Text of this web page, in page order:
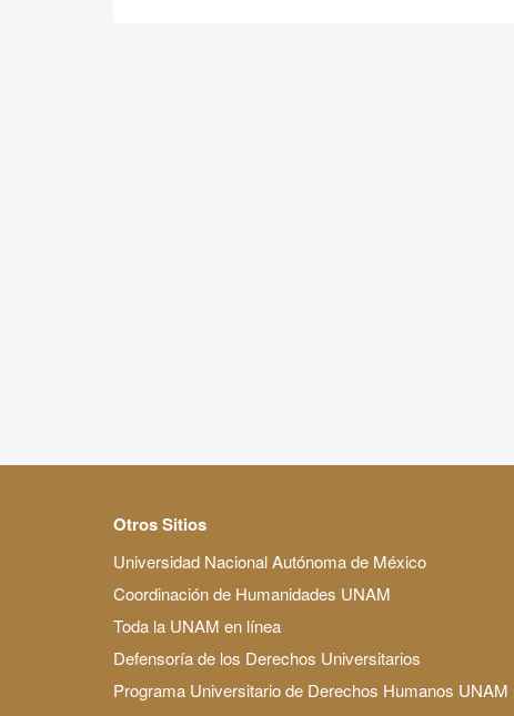
Otros Sitios
Universidad Nacional Autónoma de México
Coordinación de Humanidades UNAM
Toda la UNAM en línea
Defensoría de los Derechos Universitarios
Programa Universitario de Derechos Humanos UNAM